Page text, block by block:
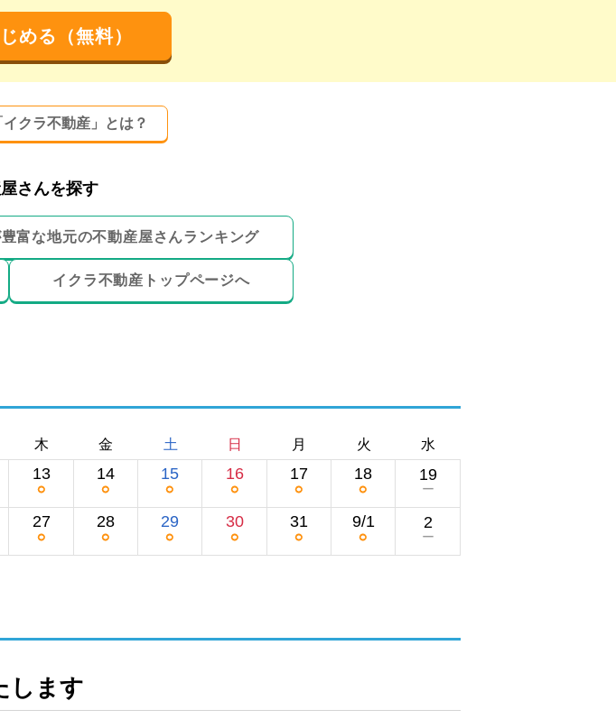
める（無料）
クラ不動産」とは？
さんを探す
富な地元の不動産屋さんランキング
イクラ不動産トップページへ
木 金 土 日 月 火 水
13
○
14
○
15
○
16
○
17
○
18
○
19
ー
27
○
28
○
29
○
30
○
31
○
9/1
○
2
ー
します